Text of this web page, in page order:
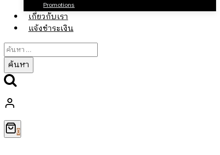
Promotions
เกี่ยวกับเรา
แจ้งชำระเงิน
ค้นหา
สำหรับ:
0